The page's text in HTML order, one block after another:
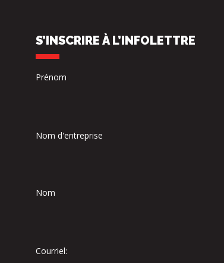
S’INSCRIRE À L’INFOLETTRE
Prénom
Nom d'entreprise
Nom
Courriel: